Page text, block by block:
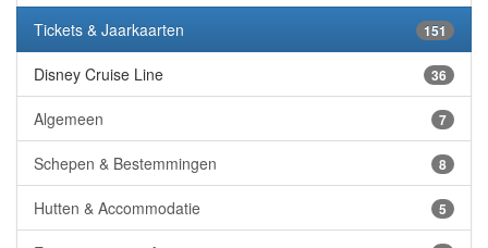
151
Tickets & Jaarkaarten
36
Disney Cruise Line
7
Algemeen
8
Schepen & Bestemmingen
5
Hutten & Accommodatie